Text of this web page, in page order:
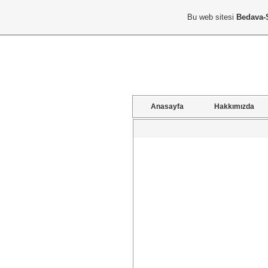
Anasayfa Hakkımızda
Bu web sitesi